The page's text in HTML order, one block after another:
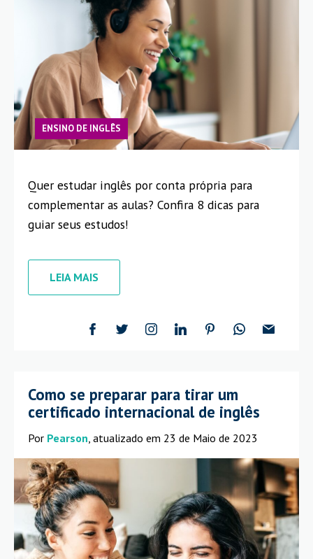
ENSINO DE INGLÊS
Quer estudar inglês por conta própria para
complementar as aulas? Confira 8 dicas para
guiar seus estudos!
LEIA MAIS
Como se preparar para tirar um
certificado internacional de inglês
Por Pearson , atualizado em 23 de Maio de 2023